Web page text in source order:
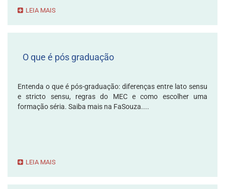
LEIA MAIS
O que é pós graduação
Entenda o que é pós-graduação: diferenças entre lato sensu
e stricto sensu, regras do MEC e como escolher uma
formação séria. Saiba mais na FaSouza....
LEIA MAIS